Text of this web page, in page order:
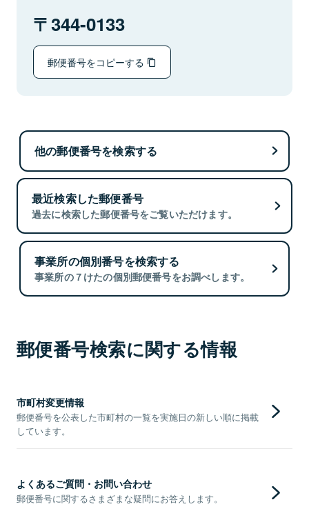
344-0133
郵便番号をコピーする
他の郵便番号を検索する
最近検索した郵便番号
過去に検索した郵便番号をご覧いただけます。
事業所の個別番号を検索する
事業所の７けたの個別郵便番号をお調べします。
郵便番号検索に関する情報
市町村変更情報
郵便番号を公表した市町村の一覧を実施日の新しい順に掲載
しています。
よくあるご質問・お問い合わせ
郵便番号に関するさまざまな疑問にお答えします。